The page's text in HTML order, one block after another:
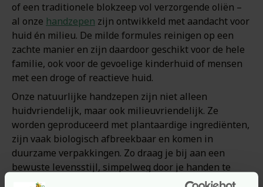
of een traditionele blokzeep vol verzorgende oliën –
al onze handzepen zijn ontwikkeld met aandacht voor
huid én milieu. De milde formules reinigen op een
zachte manier en zijn daardoor geschikt voor de hele
familie, ook voor de gevoelige kinderhuid of mensen
met een droge of reactieve huid.
Onze natuurlijke handzepen zijn niet alleen
huidvriendelijk, maar ook milieuvriendelijk. Ze
worden geproduceerd met plantaardige ingrediënten,
zijn vaak biologisch afbreekbaar en komen in
duurzame verpakkingen. Zo draag je bij aan een
bewuste levensstijl, simpelweg door je handen te
wassen.